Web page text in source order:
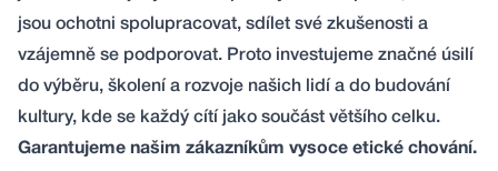
jsou ochotni spolupracovat, sdílet své zkušenosti a
vzájemně se podporovat. Proto investujeme značné úsilí
do výběru, školení a rozvoje našich lidí a do budování
kultury, kde se každý cítí jako součást většího celku.
Garantujeme našim zákazníkům vysoce etické chování.